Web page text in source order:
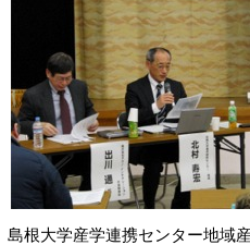
島根大学産学連携センター地域